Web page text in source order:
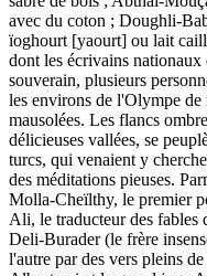
avec du coton ; Doughli-
ïoghourt [yaourt] ou lait
dont les écrivains
souverain, plusieurs
les environs de l'Olympe de
mausolées. Les flancs
délicieuses vallées, se
turcs, qui venaient y
des méditations pieuses.
Molla-Cheïlthy, le premier
Ali, le traducteur des
Deli-Burader (le frère
l'autre par des vers pleins